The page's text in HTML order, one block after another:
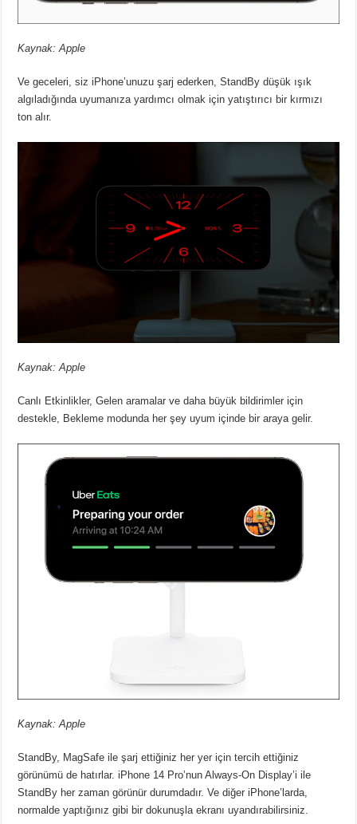
Kaynak: Apple
Ve geceleri, siz iPhone’unuzu şarj ederken, StandBy düşük ışık
algıladığında uyumanıza yardımcı olmak için yatıştırıcı bir kırmızı
ton alır.
Kaynak: Apple
Canlı Etkinlikler, Gelen aramalar ve daha büyük bildirimler için
destekle, Bekleme modunda her şey uyum içinde bir araya gelir.
Kaynak: Apple
StandBy, MagSafe ile şarj ettiğiniz her yer için tercih ettiğiniz
görünümü de hatırlar. iPhone 14 Pro’nun Always-On Display’i ile
StandBy her zaman görünür durumdadır. Ve diğer iPhone’larda,
normalde yaptığınız gibi bir dokunuşla ekranı uyandırabilirsiniz.